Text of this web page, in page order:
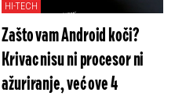
HI-TECH
Zašto vam Android koči?
Krivac nisu ni procesor ni
ažuriranje, već ove 4